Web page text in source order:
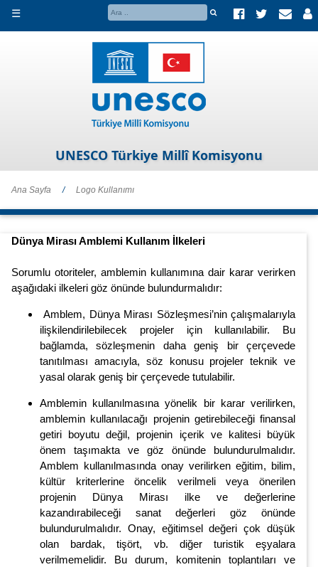
☰
UNESCO Türkiye Millî Komisyonu
Ana Sayfa / Logo Kullanımı
Dünya Mirası Amblemi Kullanım İlkeleri
Sorumlu otoriteler, amblemin kullanımına dair karar verirken
aşağıdaki ilkeleri göz önünde bulundurmalıdır:
Amblem, Dünya Mirası Sözleşmesi’nin çalışmalarıyla
ilişkilendirilebilecek projeler için kullanılabilir. Bu
bağlamda, sözleşmenin daha geniş bir çerçevede
tanıtılması amacıyla, söz konusu projeler teknik ve
yasal olarak geniş bir çerçevede tutulabilir.
Amblemin kullanılmasına yönelik bir karar verilirken,
amblemin kullanılacağı projenin getirebileceği finansal
getiri boyutu değil, projenin içerik ve kalitesi büyük
önem taşımakta ve göz önünde bulundurulmalıdır.
Amblem kullanılmasında onay verilirken eğitim, bilim,
kültür kriterlerine öncelik verilmeli veya önerilen
projenin Dünya Mirası ilke ve değerlerine
kazandırabileceği sanat değerleri göz önünde
bulundurulmalıdır. Onay, eğitimsel değeri çok düşük
olan bardak, tişört, vb. diğer turistik eşyalara
verilmemelidir. Bu durum, komitenin toplantıları ve